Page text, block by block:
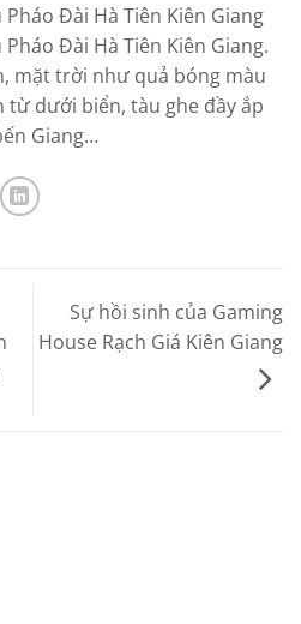
Đài Hà Tiên Kiên Giang
Đài Hà Tiên Kiên Giang.
mặt trời như quả bóng màu
từ dưới biển, tàu ghe đầy ắp
Giang…
Sự hồi sinh của Gaming
House Rạch Giá Kiên Giang